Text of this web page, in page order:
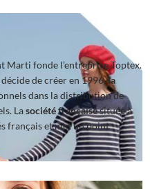
Marti fonde l’entreprise Toptex.
décide de créer en 1996,la
dans la distribution de
Lasociété françaisesituée à
français et met un point